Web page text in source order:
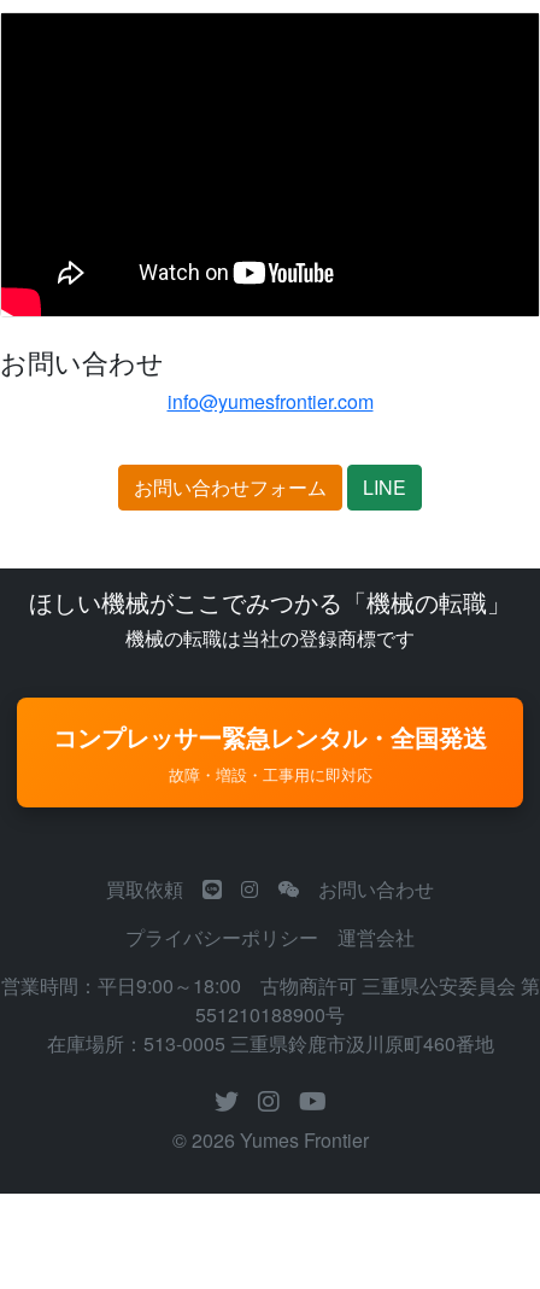
お問い合わせ
info@yumesfrontier.com
お問い合わせフォーム LINE
ほしい機械がここでみつかる「機械の転職」
機械の転職は当社の登録商標です
コンプレッサー緊急レンタル・全国発送
故障・増設・工事用に即対応
買取依頼
お問い合わせ
プライバシーポリシー
運営会社
営業時間：平日9:00～18:00 古物商許可 三重県公安委員会 第
551210188900号
在庫場所：513-0005 三重県鈴鹿市汲川原町460番地
© 2026 Yumes Frontier